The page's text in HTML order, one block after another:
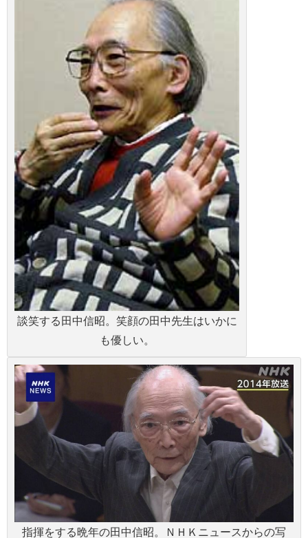
談笑する田中信昭。笑顔の田中先生はいかに
も優しい。
指揮をする晩年の田中信昭。ＮＨＫニュースからの写